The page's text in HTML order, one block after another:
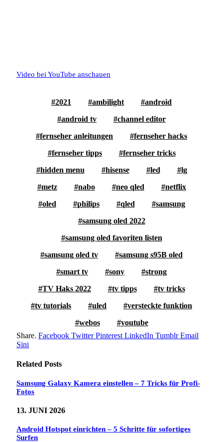
Video bei YouTube anschauen
2021 ambilight
android
android tv
channel editor
fernseher anleitungen
fernseher hacks
fernseher tipps
fernseher tricks
hidden menu
hisense led
lg
metz
nabo neo qled
netflix
oled
philips qled
samsung
samsung oled 2022
samsung oled favoriten listen
samsung oled tv
samsung s95B oled
smart tv
sony
strong
TV Haks 2022
tv tipps
tv tricks
tv tutorials
uled
versteckte funktion
webos
youtube
Share. Facebook Twitter Pinterest LinkedIn Tumblr Email
Sini
Related Posts
Samsung Galaxy Kamera einstellen – 7 Tricks für Profi-
Fotos
13. JUNI 2026
Android Hotspot einrichten – 5 Schritte für sofortiges
Surfen